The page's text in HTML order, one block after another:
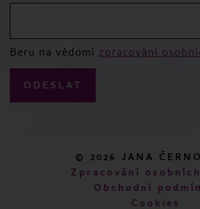
Beru na vědomí zpracování
ODESLAT
© 2026 JANA
Zpracování
Obchodní
Cookies